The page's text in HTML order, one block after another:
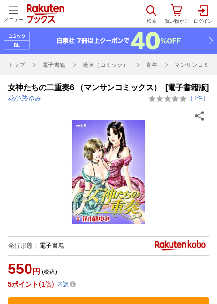
メニュー
トップ 電子書籍 漫画（コミック） 青年 マンサンコミッ
女神たちの二重奏6 （マンサンコミックス） [電子書籍版]
花小路ゆみ （ 1 件）
発行形態 ： 電子書籍
550 円 (税込)
5ポイント 1倍 内訳